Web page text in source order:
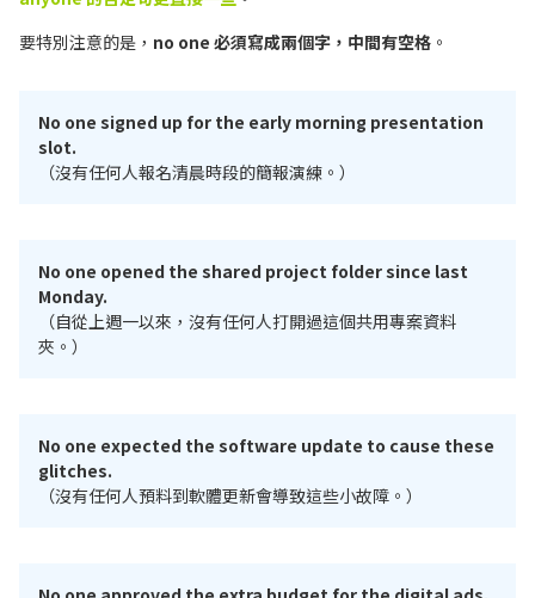
要特別注意的是， no one 必須寫成兩個字，中間有空格 。
No one signed up for the early morning presentation
slot.
（沒有任何人報名清晨時段的簡報演練。）
No one opened the shared project folder since last
Monday.
（自從上週一以來，沒有任何人打開過這個共用專案資料
夾。）
No one expected the software update to cause these
glitches.
（沒有任何人預料到軟體更新會導致這些小故障。）